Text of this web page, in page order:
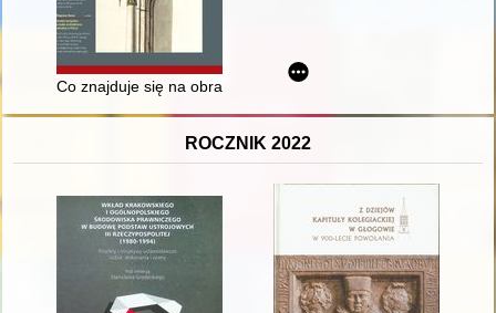
Co znajduje się na obrazach Henryka Siemiradzkiego"
ROCZNIK 2022